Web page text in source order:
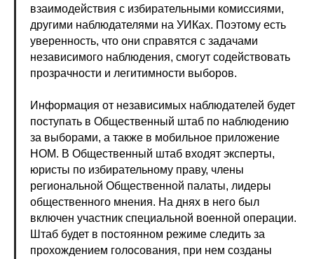
взаимодействия с избирательными комиссиями,
другими наблюдателями на УИКах. Поэтому есть
уверенность, что они справятся с задачами
независимого наблюдения, смогут содействовать
прозрачности и легитимности выборов.
Информация от независимых наблюдателей будет
поступать в Общественный штаб по наблюдению
за выборами, а также в мобильное приложение
НОМ. В Общественный штаб входят эксперты,
юристы по избирательному праву, члены
региональной Общественной палаты, лидеры
общественного мнения. На днях в него был
включен участник специальной военной операции.
Штаб будет в постоянном режиме следить за
прохождением голосования, при нем созданы